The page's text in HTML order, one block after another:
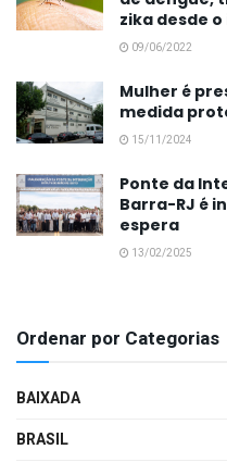
zika desde
09/06/2022
Mulher é
medida
15/11/2024
Ponte da
Barra-RJ é
espera
13/02/2025
Ordenar por Categorias
BAIXADA
BRASIL